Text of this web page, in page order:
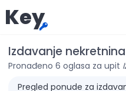
Key
Izdavanje
Pronađeno 6 oglasa za upit
Pregled ponude za